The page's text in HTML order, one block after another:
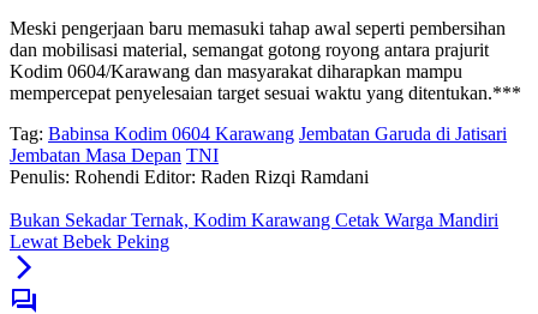
Meski pengerjaan baru memasuki tahap awal seperti pembersihan
dan mobilisasi material, semangat gotong royong antara prajurit
Kodim 0604/Karawang dan masyarakat diharapkan mampu
mempercepat penyelesaian target sesuai waktu yang ditentukan.***
Tag: Babinsa Kodim 0604 Karawang Jembatan Garuda di Jatisari
Jembatan Masa Depan TNI
Penulis: Rohendi Editor: Raden Rizqi Ramdani
Bukan Sekadar Ternak, Kodim Karawang Cetak Warga Mandiri
Lewat Bebek Peking